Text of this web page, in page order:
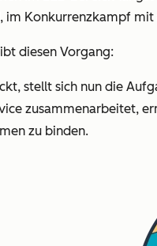
Konkurrenzkampf
diesen Vorgang:
stellt sich nun die
zusammenarbeitet,
zu binden.